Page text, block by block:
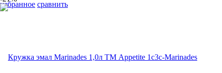
избранное сравнить